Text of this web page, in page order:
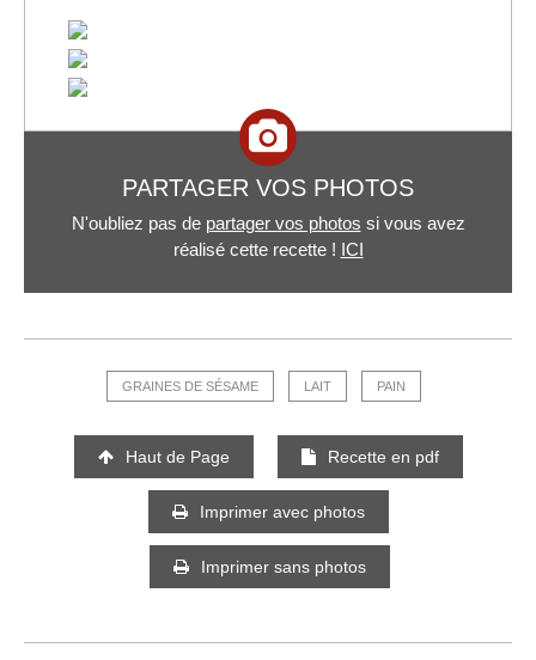
PARTAGER VOS PHOTOS
N'oubliez pas de partager vos photos si vous avez
réalisé cette recette ! ICI
GRAINES DE SÉSAME LAIT PAIN
Haut de Page Recette en pdf
Imprimer avec photos
Imprimer sans photos